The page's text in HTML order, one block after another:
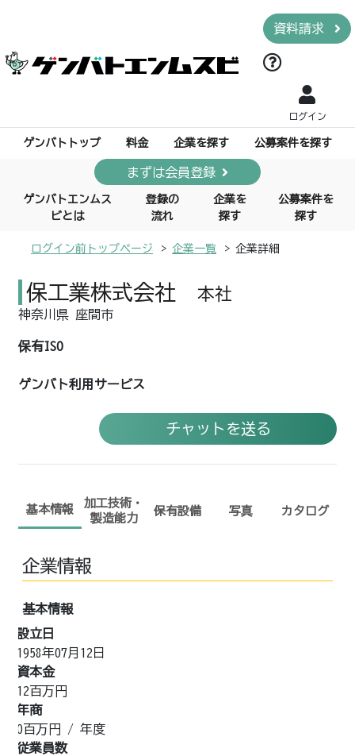
資料請求
ログイン
ゲンバトトップ 料金 企業を探す 公募案件を探す
まずは会員登録
ゲンバトエンムス
ビとは
登録の
流れ
企業を
探す
公募案件を
探す
ログイン前トップページ 企業一覧 企業詳細
保工業株式会社 本社
神奈川県 座間市
保有ISO
ゲンバト利用サービス
チャットを送る
基本情報
加工技術・
製造能力
保有設備 写真 カタログ
企業情報
基本情報
設立日
1958年07月12日
資本金
12百万円
年商
0百万円 / 年度
従業員数